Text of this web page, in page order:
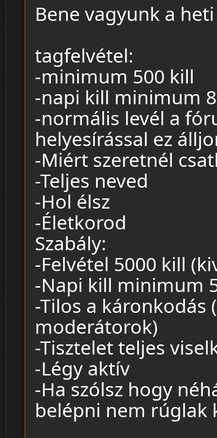
Bene vagyunk a
tagfelvétel:
-minimum 500 kill
-napi kill minimum
-normális levél a
helyesírással ez
-Miért szeretnél
-Teljes neved
-Hol élsz
-Életkorod
Szabály:
-Felvétel 5000 kill
-Napi kill minimum
-Tilos a káronkodás
moderátorok)
-Tisztelet teljes
-Légy aktív
-Ha szólsz hogy
belépni nem rúglak